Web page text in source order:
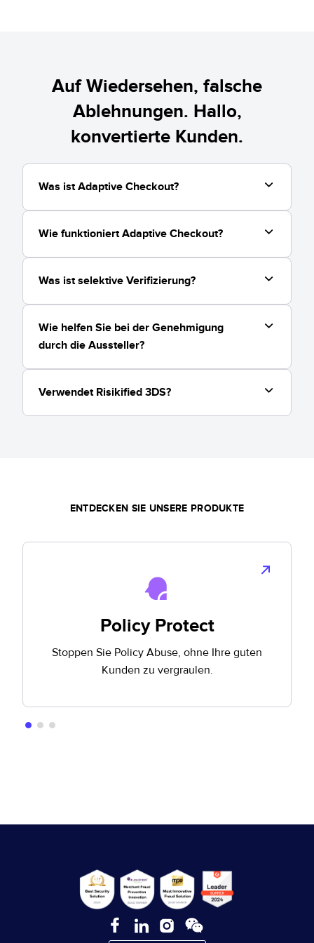
ROI
„Der Betrug, der eintritt, wird durch die
Haftungsverlagerung gedeckt.“
Schauen Sie sich das
WIR GENIESSEN DAS VERTRAUEN VON
70%
Rückgang der Rückbuchungen
Finish Line-Fallstudie lesen
Auf Wiedersehen, falsche
Ablehnungen. Hallo,
konvertierte Kunden.
Was ist Adaptive Checkout?
Wie funktioniert Adaptive Checkout?
Was ist selektive Verifizierung?
Wie helfen Sie bei der Genehmigung
durch die Aussteller?
Verwendet Risikified 3DS?
ENTDECKEN SIE UNSERE PRODUKTE
Policy Protect
Stoppen Sie Policy Abuse, ohne Ihre guten
Kunden zu vergraulen.